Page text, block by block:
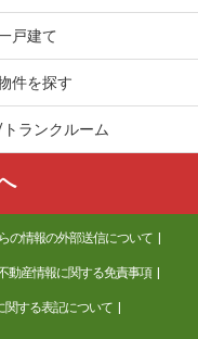
戸建て
件を探す
ランクルーム
の情報の外部送信について
動産情報に関する免責事項
関する表記について